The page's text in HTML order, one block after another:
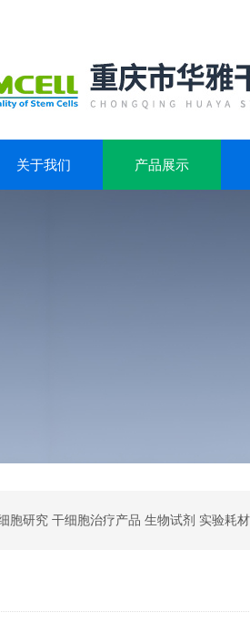
关于我们 产品展示
胞研究 干细胞治疗产品 生物试剂 实验耗